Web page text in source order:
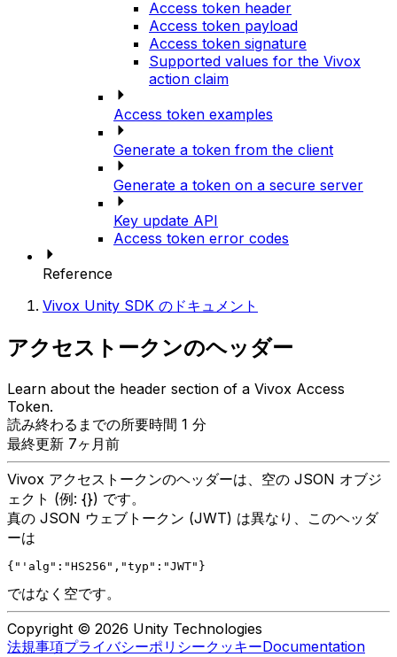
Access token header
Access token payload
Access token signature
Supported values for the Vivox
action claim
Access token examples
Generate a token from the client
Generate a token on a secure server
Key update API
Access token error codes
Reference
Vivox Unity SDK のドキュメント
アクセストークンのヘッダー
Learn about the header section of a Vivox Access
Token.
読み終わるまでの所要時間 1 分
最終更新 7ヶ月前
Vivox アクセストークンのヘッダーは、空の JSON オブジ
ェクト (例: {}) です。
真の JSON ウェブトークン (JWT) は異なり、このヘッダ
ーは
{"'alg":"HS256","typ":"JWT"}
ではなく空です。
Copyright © 2026 Unity Technologies
法規事項プライバシーポリシークッキーDocumentation